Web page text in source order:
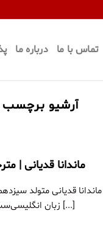
تماس با ما درباره ما
آرشیو
ماندانا قدیانی |
زبان انگلیسی‌ست. کتاب‌های خانۀ ساحلی؛ اختلال [...]